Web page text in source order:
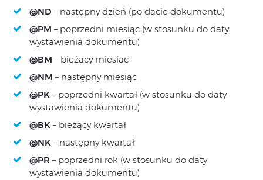
@ND – następny dzień (po dacie dokumentu)
@PM – poprzedni miesiąc (w stosunku do daty
wystawienia dokumentu)
@BM – bieżący miesiąc
@NM – następny miesiąc
@PK – poprzedni kwartał (w stosunku do daty
wystawienia dokumentu)
@BK – bieżący kwartał
@NK – następny kwartał
@PR – poprzedni rok (w stosunku do daty
wystawienia dokumentu)